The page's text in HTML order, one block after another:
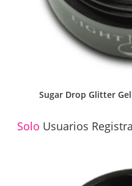
Sugar Drop Glitter
Solo Usuarios